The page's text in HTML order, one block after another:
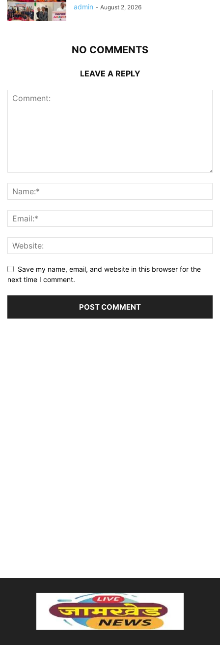
admin - August 2, 2026
NO COMMENTS
LEAVE A REPLY
Save my name, email, and website in this browser for the
next time I comment.